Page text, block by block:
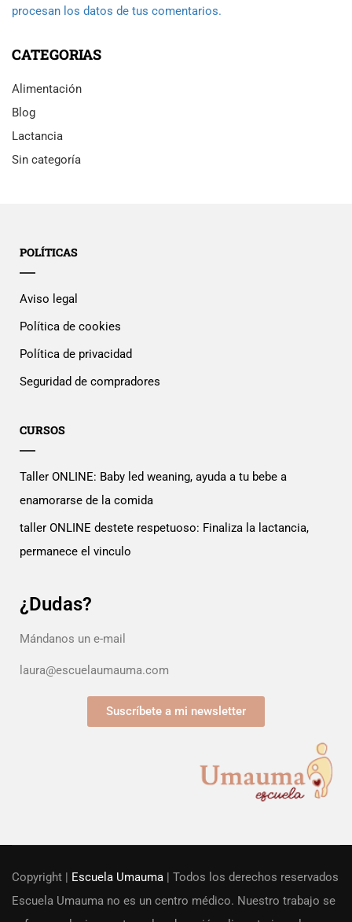
procesan los datos de tus comentarios.
CATEGORIAS
Alimentación
Blog
Lactancia
Sin categoría
POLÍTICAS
Aviso legal
Política de cookies
Política de privacidad
Seguridad de compradores
CURSOS
Taller ONLINE: Baby led weaning, ayuda a tu bebe a
enamorarse de la comida
taller ONLINE destete respetuoso: Finaliza la lactancia,
permanece el vinculo
¿Dudas?
Mándanos un e-mail
laura@escuelaumauma.com
Suscríbete a mi newsletter
Copyright | Escuela Umauma | Todos los derechos reservados
Escuela Umauma no es un centro médico. Nuestro trabajo se